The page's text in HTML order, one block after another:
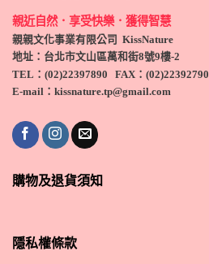
親近自然．享受快樂．獲得智慧
親親文化事業有限公司 KissNature
地址：台北市文山區萬和街8號9樓-2
TEL ：(02)22397890 FAX：(02)22392790
E-mail：kissnature.tp@gmail.com
購物及退貨須知
隱私權條款